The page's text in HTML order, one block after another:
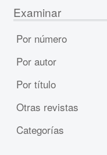
Examinar
Por número
Por autor
Por título
Otras revistas
Categorías